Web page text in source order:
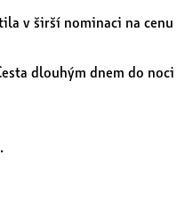
v širší nominaci na cenu
dlouhým dnem do noci